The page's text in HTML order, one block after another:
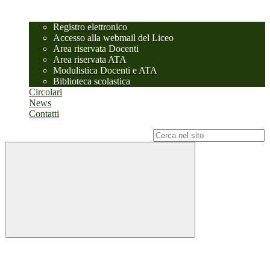
Registro elettronico
Accesso alla webmail del Liceo
Area riservata Docenti
Area riservata ATA
Modulistica Docenti e ATA
Biblioteca scolastica
Circolari
News
Contatti